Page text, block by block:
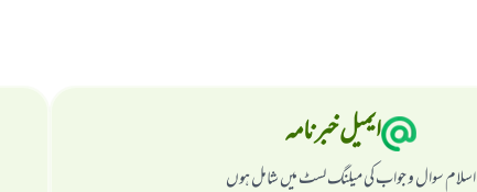
ایمیل خبرنامہ
اسلام سوال و جواب کی میلنگ لسٹ میں شامل ہوں